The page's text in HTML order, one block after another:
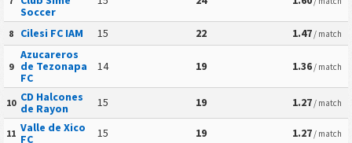
Soccer
8 Cilesi FC IAM 15 22 1.47/ match
9
Azucareros
de Tezonapa
FC
14 19 1.36/ match
10 CD Halcones
de Rayon
15 19 1.27/ match
11 Valle de Xico
FC
15 19 1.27/ match